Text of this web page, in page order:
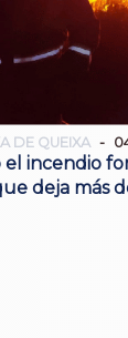
DE QUEIXA
el incendio
deja más